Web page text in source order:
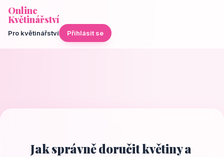
Online
Květinářství
Pro květinářství Přihlásit se
Jak správně doručit květiny a